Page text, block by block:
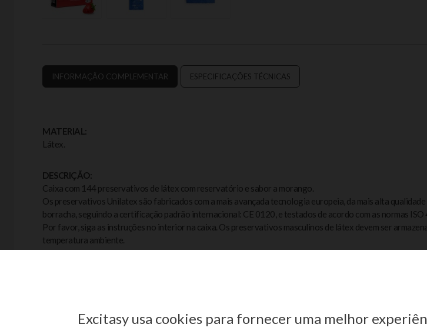
INFORMAÇÃO COMPLEMENTAR ESPECIFICAÇÕES TÉCNICAS
MATERIAL:
Látex.
DESCRIÇÃO:
Caixa com 144 preservativos de látex com reservatório e sabor a morango.
Os preservativos Unilatex são fabricados com a mais avançada tecnologia europeia, da mais alta qualidade
borracha, seguindo a certificação padrão internacional: CE 0120, e testados de acordo com as normas
Por favor, siga as instruções no interior na caixa. Os preservativos masculinos de látex devem ser
temperatura ambiente.
Excitasy usa cookies para fornecer uma melhor